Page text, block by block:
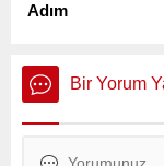
Adım
Başkanı Ekrem
ve Beylikdüzü
Başkanı Mehmet
Bir Yorum